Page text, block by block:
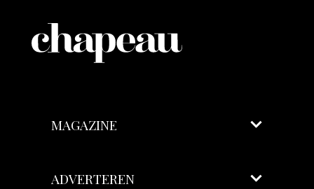
MAGAZINE
ADVERTEREN